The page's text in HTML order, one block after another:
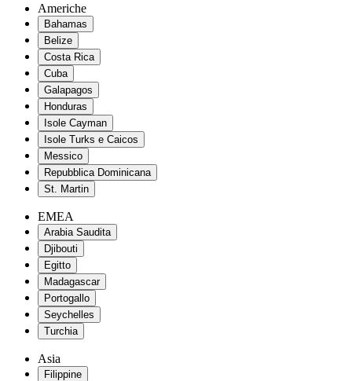
Americhe
Bahamas
Belize
Costa Rica
Cuba
Galapagos
Honduras
Isole Cayman
Isole Turks e Caicos
Messico
Repubblica Dominicana
St. Martin
EMEA
Arabia Saudita
Djibouti
Egitto
Madagascar
Portogallo
Seychelles
Turchia
Asia
Filippine